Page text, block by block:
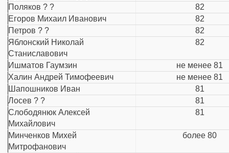
Поляков ? ?
82
Егоров Михаил Иванович
82
Петров ? ?
82
Яблонский Николай
Станиславович
82
Ишматов Гаумзин
не менее 81
Халин Андрей Тимофеевич
не менее 81
Шапошников Иван
81
Лосев ? ?
81
Слободянюк Алексей
Михайлович
81
Минченков Михей
Митрофанович
более 80